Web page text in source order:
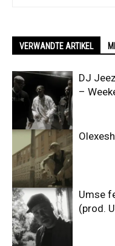
VERWANDTE ARTIKEL
DJ
–
Umse
(prod.